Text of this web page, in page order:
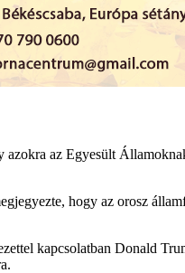
az Egyesült
hogy az orosz
kapcsolatban Donald